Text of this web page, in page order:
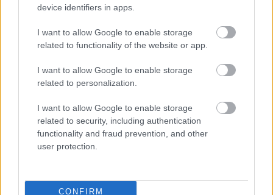
device identifiers in apps.
I want to allow Google to enable storage
related to functionality of the website or app.
I want to allow Google to enable storage
related to personalization.
I want to allow Google to enable storage
related to security, including authentication
functionality and fraud prevention, and other
user protection.
CONFIRM
LEGOLVASOTTABBAK
Rezsicsökkentés: mennyit fogyaszt a
elektronikai eszközöd?
Napelem sem kell hozzá: ez a
konnektoros akkumulátor lehet a